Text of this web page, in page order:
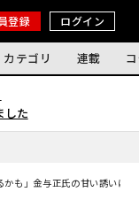
登録 ログイン
カテゴリ 連載
した
かも」金与正氏の甘い誘いに